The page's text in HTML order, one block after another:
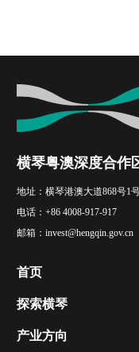
横琴粤澳深度合作
地址： 横琴港澳大道868号1
电话： +86 4008-917-917
邮箱： invest@hengqin.gov.cn
首页
探索横琴
产业方向